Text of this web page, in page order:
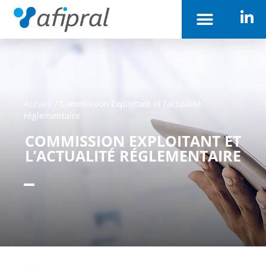
Commission Exploitant et l’actualité
réglementaire
COMMISSION EXPLOITANT ET
L’ACTUALITÉ RÉGLEMENTAIRE